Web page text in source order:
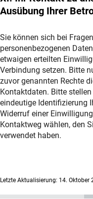
Ausübung Ihrer
Sie können sich bei
personenbezogenen
etwaigen erteilten
Verbindung setzen. Bitte
zuvor genannten Rechte
Kontaktdaten. Bitte
eindeutige Identifizierung
Widerruf einer
Kontaktweg wählen, den
verwendet haben.
Letzte Aktualisierung: 14. Oktober